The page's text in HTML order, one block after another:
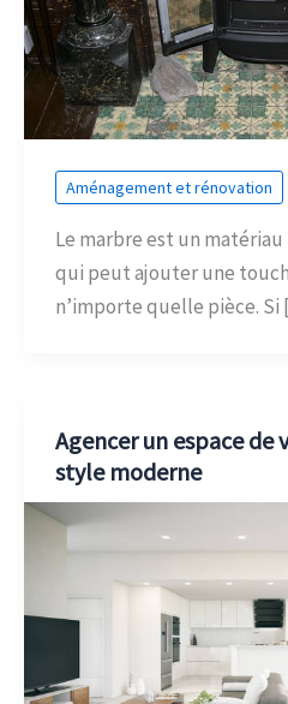
Aménagement et rénovation
Le marbre est un
qui peut ajouter une
n’importe quelle pièce.
Agencer un espace de
style moderne